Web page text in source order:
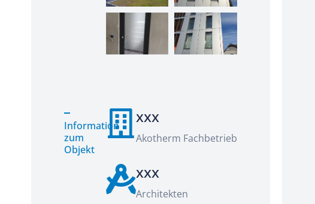
Information
zum
Objekt
xxx
Akotherm Fachbetrieb
xxx
Architekten